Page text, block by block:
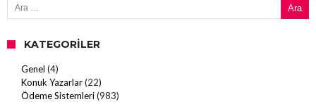
KATEGORILER
Genel (4)
Konuk Yazarlar(22)
Ödeme Sistemleri(983)